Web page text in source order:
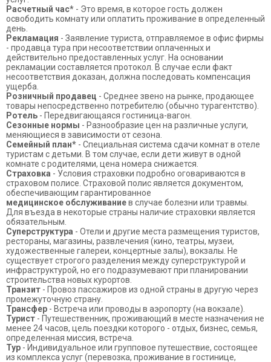
Расчетный час* - Это время, в которое гость должен
освободить комнату или оплатить проживание в определенный
день.
Рекламация - Заявление туриста, отправляемое в офис фирмы
- продавца тура при несоответствии оплаченных и
действительно предоставленных услуг. На основании
рекламации составляется протокол. В случае если факт
несоответствия доказан, должна последовать компенсация
ущерба.
Розничный продавец - Среднее звено на рынке, продающее
товары непосредственно потребителю (обычно турагентство).
Ротель - Передвигающаяся гостиница-вагон.
Сезонные нормы - Разнообразие цен на различные услуги,
меняющиеся в зависимости от сезона.
Семейный план* - Специальная система сдачи комнат в отеле
туристам с детьми. В том случае, если дети живут в одной
комнате с родителями, цена номера снижается.
Страховка - Условия страховки подробно оговариваются в
страховом полисе. Страховой полис является документом,
обеспечивающим гарантированное
медицинское обслуживаниев случае болезни или травмы.
Для въезда в некоторые страны наличие страховки является
обязательным.
Суперструктура - Отели и другие места размещения туристов,
рестораны, магазины, развлечения (кино, театры, музеи,
художественные галереи, концертные залы), вокзалы. Не
существует строгого разделения между суперструктурой и
инфраструктурой, но его подразумевают при планировании
строительства новых курортов.
Транзит - Провоз пассажиров из одной страны в другую через
промежуточную страну.
Трансфер - Встреча или проводы в аэропорту (на вокзале).
Турист - Путешественник, проживающий в месте назначения не
менее 24 часов, цель поездки которого - отдых, бизнес, семья,
определенная миссия, встреча.
Тур - Индивидуальное или групповое путешествие, состоящее
из комплекса услуг (перевозка, проживание в гостинице,